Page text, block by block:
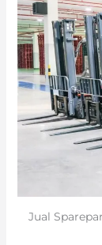
Jual